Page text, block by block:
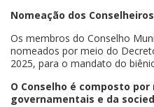
Nomeação dos
Os membros do Conselho
nomeados por meio do
2025, para o mandato do
O Conselho é composto
governamentais e da